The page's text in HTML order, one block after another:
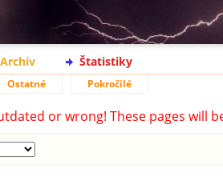
Archív Štatistiky
Ostatné Pokročilé
or wrong! These pages will